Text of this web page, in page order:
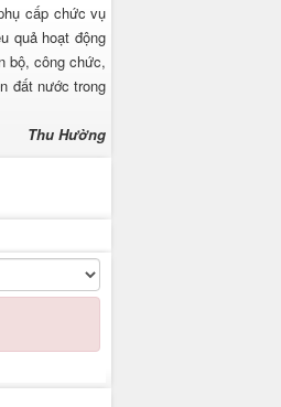
cấp chức vụ
quả hoạt động
bộ, công chức,
đất nước trong
Thu Hường